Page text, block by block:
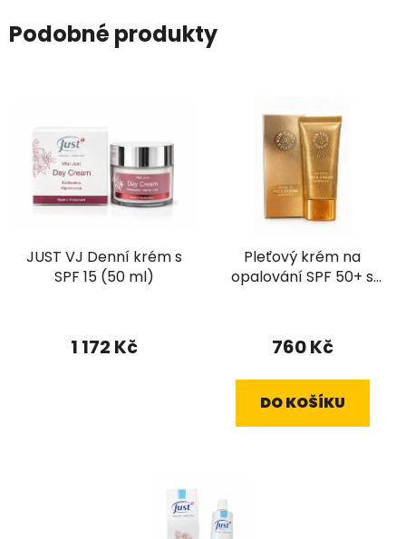
Podobné produkty
JUST VJ Denní krém s
SPF 15 (50 ml)
1 172 Kč
Pleťový krém na
opalování SPF 50+ s
aging efektem
760 Kč
DO KOŠÍKU